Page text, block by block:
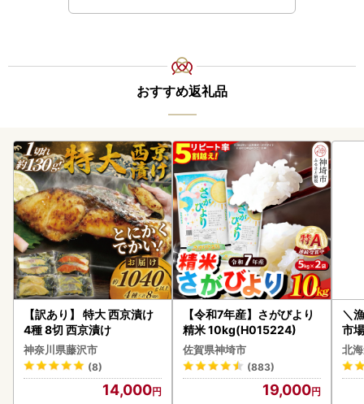
おすすめ返礼品
【訳あり】 特大 西京漬け
4種 8切 西京漬け
神奈川県藤沢市
(8)
14,000
【令和7年産】さがびより
精米 10kg(H015224)
佐賀県神埼市
(883)
19,000
＼
市
貝
北